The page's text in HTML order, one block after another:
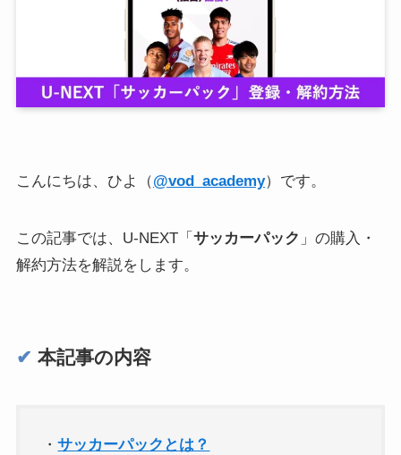
こんにちは、ひよ（@vod_academy）です。
この記事では、U-NEXT「 サッカーパック 」の購入・
解約方法を解説をします。
✔︎ 本記事の内容
・サッカーパックとは？